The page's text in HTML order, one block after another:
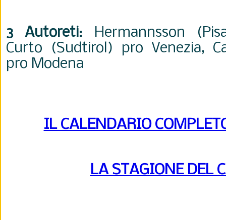
3 Autoreti: Hermannsson
Curto (Sudtirol) pro Venezia,
pro Modena
IL CALENDARIO
LA STAGIONE DEL